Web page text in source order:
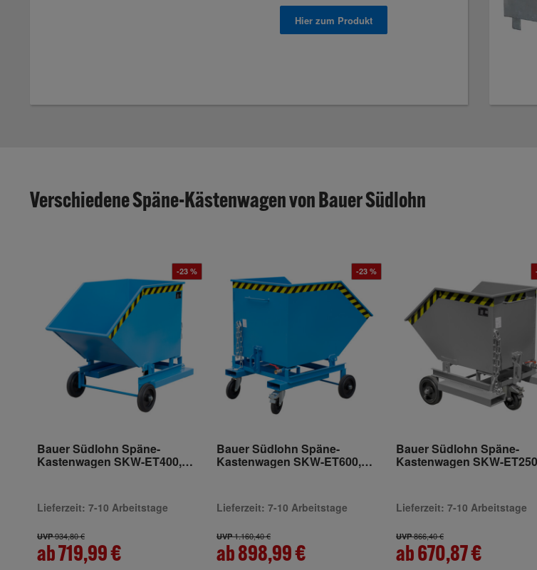
Hier zum Produkt
Verschiedene Späne-Kästenwagen von Bauer Südlohn
-23 %
Bauer Südlohn Späne-
Kastenwagen SKW-ET400,
Lieferzeit: 7-10 Arbeitstage
UVP934,80 €
ab 719,99 €
-23 %
Bauer Südlohn Späne-
Kastenwagen SKW-ET600,
Lieferzeit: 7-10 Arbeitstage
UVP1.160,40 €
ab 898,99 €
Bauer Südlohn Späne-
Kastenwagen SKW-
Lieferzeit: 7-10 Arbeitstage
UVP866,40 €
ab 670,87 €